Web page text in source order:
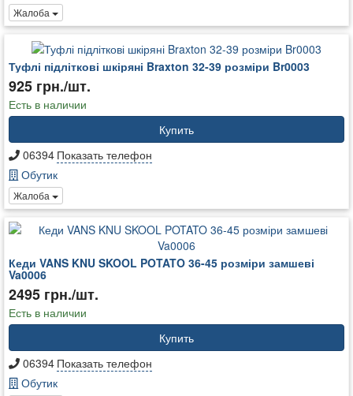
Жалоба
Туфлі підліткові шкіряні Braxton 32-39 розміри Br0003
925 грн./шт.
Есть в наличии
Купить
06394 Показать телефон
Обутик
Жалоба
Кеди VANS KNU SKOOL POTATO 36-45 розміри замшеві
Va0006
2495 грн./шт.
Есть в наличии
Купить
06394 Показать телефон
Обутик